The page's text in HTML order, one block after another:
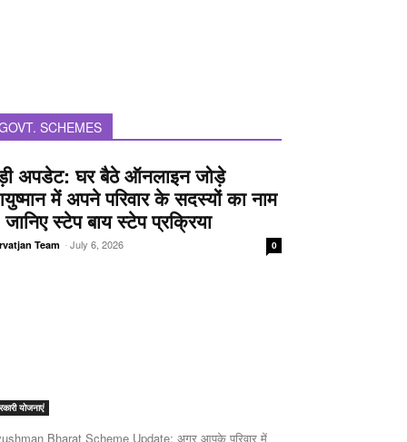
SCHEMES
अपडेट: घर बैठे ऑनलाइन जोड़े
में अपने परिवार के सदस्यों का नाम
जानिए स्टेप बाय स्टेप प्रक्रिया
Team -July 6, 2026 0
योजनाएं
Bharat Scheme Update: अगर आपके परिवार में